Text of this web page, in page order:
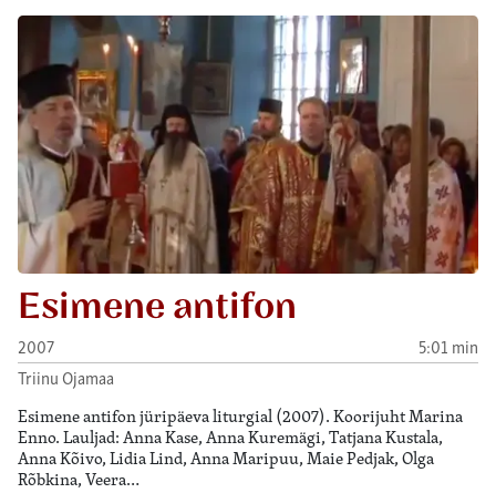
Esimene antifon
2007
5:01 min
Triinu Ojamaa
Esimene antifon jüripäeva liturgial (2007). Koorijuht Marina
Enno. Lauljad: Anna Kase, Anna Kuremägi, Tatjana Kustala,
Anna Kõivo, Lidia Lind, Anna Maripuu, Maie Pedjak, Olga
Rõbkina, Veera…